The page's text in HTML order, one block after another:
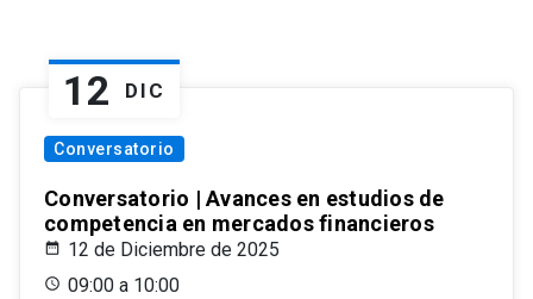
12 DIC
Conversatorio
Conversatorio | Avances en estudios de
competencia en mercados financieros
12 de Diciembre de 2025
09:00 a 10:00